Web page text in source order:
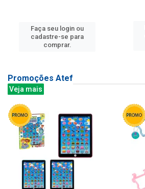
Faça seu login ou
cadastre-se para
comprar.
Promoções Atef
Veja mais